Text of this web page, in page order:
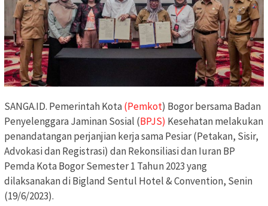
SANGA.ID. Pemerintah Kota(Pemkot) Bogor bersama Badan
Penyelenggara Jaminan Sosial (BPJS) Kesehatan melakukan
penandatangan perjanjian kerja sama Pesiar (Petakan, Sisir,
Advokasi dan Registrasi) dan Rekonsiliasi dan Iuran BP
Pemda Kota Bogor Semester 1 Tahun 2023 yang
dilaksanakan di Bigland Sentul Hotel & Convention, Senin
(19/6/2023).